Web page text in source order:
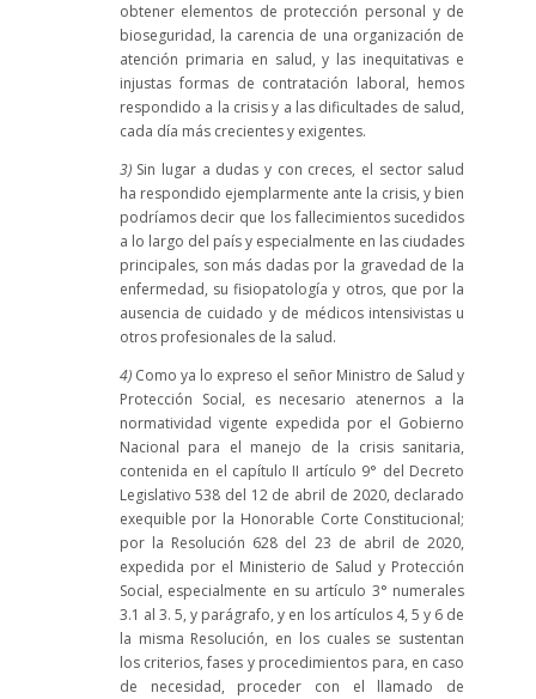
obtener elementos de protección personal y de
bioseguridad, la carencia de una organización de
atención primaria en salud, y las inequitativas e
injustas formas de contratación laboral, hemos
respondido a la crisis y a las dificultades de salud,
cada día más crecientes y exigentes.
3)Sin lugar a dudas y con creces, el sector salud
ha respondido ejemplarmente ante la crisis, y bien
podríamos decir que los fallecimientos sucedidos
a lo largo del país y especialmente en las ciudades
principales, son más dadas por la gravedad de la
enfermedad, su fisiopatología y otros, que por la
ausencia de cuidado y de médicos intensivistas u
otros profesionales de la salud.
4)Como ya lo expreso el señor Ministro de Salud y
Protección Social, es necesario atenernos a la
normatividad vigente expedida por el Gobierno
Nacional para el manejo de la crisis sanitaria,
contenida en el capítulo II artículo 9° del Decreto
Legislativo 538 del 12 de abril de 2020, declarado
exequible por la Honorable Corte Constitucional;
por la Resolución 628 del 23 de abril de 2020,
expedida por el Ministerio de Salud y Protección
Social, especialmente en su artículo 3° numerales
3.1 al 3. 5, y parágrafo, y en los artículos 4, 5 y 6 de
la misma Resolución, en los cuales se sustentan
los criterios, fases y procedimientos para, en caso
de necesidad, proceder con el llamado de